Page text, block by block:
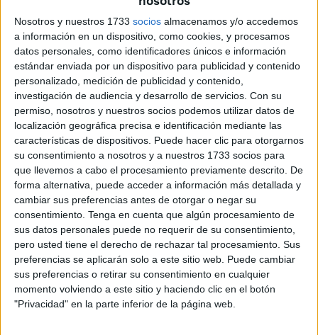
Nosotros y nuestros 1733 socios almacenamos y/o accedemos
a información en un dispositivo, como cookies, y procesamos
datos personales, como identificadores únicos e información
estándar enviada por un dispositivo para publicidad y contenido
personalizado, medición de publicidad y contenido,
investigación de audiencia y desarrollo de servicios. Con su
permiso, nosotros y nuestros socios podemos utilizar datos de
localización geográfica precisa e identificación mediante las
características de dispositivos. Puede hacer clic para otorgarnos
su consentimiento a nosotros y a nuestros 1733 socios para
que llevemos a cabo el procesamiento previamente descrito. De
forma alternativa, puede acceder a información más detallada y
cambiar sus preferencias antes de otorgar o negar su
consentimiento. Tenga en cuenta que algún procesamiento de
sus datos personales puede no requerir de su consentimiento,
pero usted tiene el derecho de rechazar tal procesamiento. Sus
preferencias se aplicarán solo a este sitio web. Puede cambiar
sus preferencias o retirar su consentimiento en cualquier
momento volviendo a este sitio y haciendo clic en el botón
"Privacidad" en la parte inferior de la página web.
toda la ciudad: Terrones, Real 90, San José, Manzanera y
O’Donnell. Entre los seis suman 442 puestos de venta, de
los cuales, según datos de la Ciudad, el 18% están
vacantes. Más en detalle, el Gobierno local desglosa que
mercados como los de Manzanera y O’Donell se
mantienen a un 100% de su actividad, sin ningún puesto
vacante, mientras que en otros, como el de San José, la
ocupación supera el 73%, mismo porcentaje que el
mercado de Real 90. En Terrones alcanza el 75% y en el
Central el último censo elaborado por los empleados
municipales cifra en 189 los puestos ocupados frente a los
30 que se mantienen vacíos.
Pese a ser las cifras oficiales, la imagen de los mercados
es muy diferente. Tanto el Central como el de San José
lucen con un gran número de puestos vacíos,